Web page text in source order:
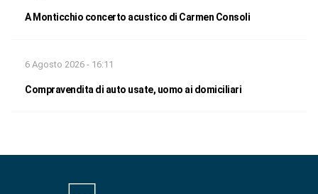
A Monticchio concerto acustico di Carmen Consoli
6 Agosto 2026 - 16:11
Compravendita di auto usate, uomo ai domiciliari